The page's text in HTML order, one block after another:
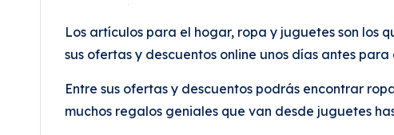
Los artículos para el hogar, ropa y juguetes son los
sus ofertas y descuentos online unos días antes
Entre sus ofertas y descuentos podrás encontrar
muchos regalos geniales que van desde juguetes